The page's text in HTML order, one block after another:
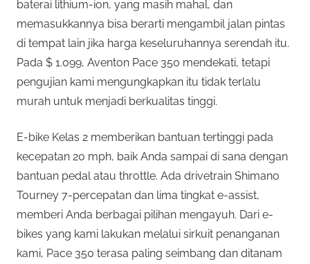
baterai lithium-ion, yang masih mahal, dan
memasukkannya bisa berarti mengambil jalan pintas
di tempat lain jika harga keseluruhannya serendah itu.
Pada $ 1.099, Aventon Pace 350 mendekati, tetapi
pengujian kami mengungkapkan itu tidak terlalu
murah untuk menjadi berkualitas tinggi.
E-bike Kelas 2 memberikan bantuan tertinggi pada
kecepatan 20 mph, baik Anda sampai di sana dengan
bantuan pedal atau throttle. Ada drivetrain Shimano
Tourney 7-percepatan dan lima tingkat e-assist,
memberi Anda berbagai pilihan mengayuh. Dari e-
bikes yang kami lakukan melalui sirkuit penanganan
kami, Pace 350 terasa paling seimbang dan ditanam